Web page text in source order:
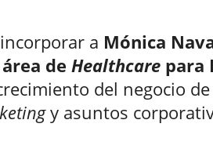
a Mónica
de Healthcare para
del negocio
y asuntos